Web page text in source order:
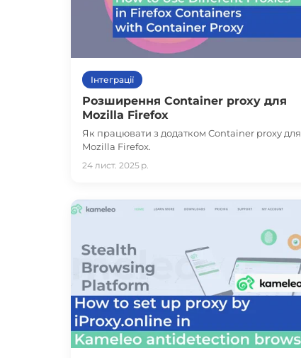
Інтеграції
Розширення Container proxy для
Mozilla Firefox
Як працювати з додатком Container proxy для
Mozilla Firefox.
24 лист. 2025 р.